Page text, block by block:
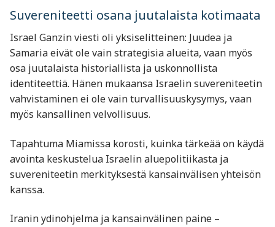
Suvereniteetti osana juutalaista kotimaata
Israel Ganzin viesti oli yksiselitteinen: Juudea ja
Samaria eivät ole vain strategisia alueita, vaan myös
osa juutalaista historiallista ja uskonnollista
identiteettiä. Hänen mukaansa Israelin suvereniteetin
vahvistaminen ei ole vain turvallisuuskysymys, vaan
myös kansallinen velvollisuus.
Tapahtuma Miamissa korosti, kuinka tärkeää on käydä
avointa keskustelua Israelin aluepolitiikasta ja
suvereniteetin merkityksestä kansainvälisen yhteisön
kanssa.
Iranin ydinohjelma ja kansainvälinen paine –